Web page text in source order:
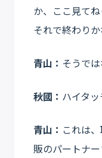
か、ここ見て
それで終わり
青山： そうでは
秋國： ハイタッ
青山： これは
販のパートナ